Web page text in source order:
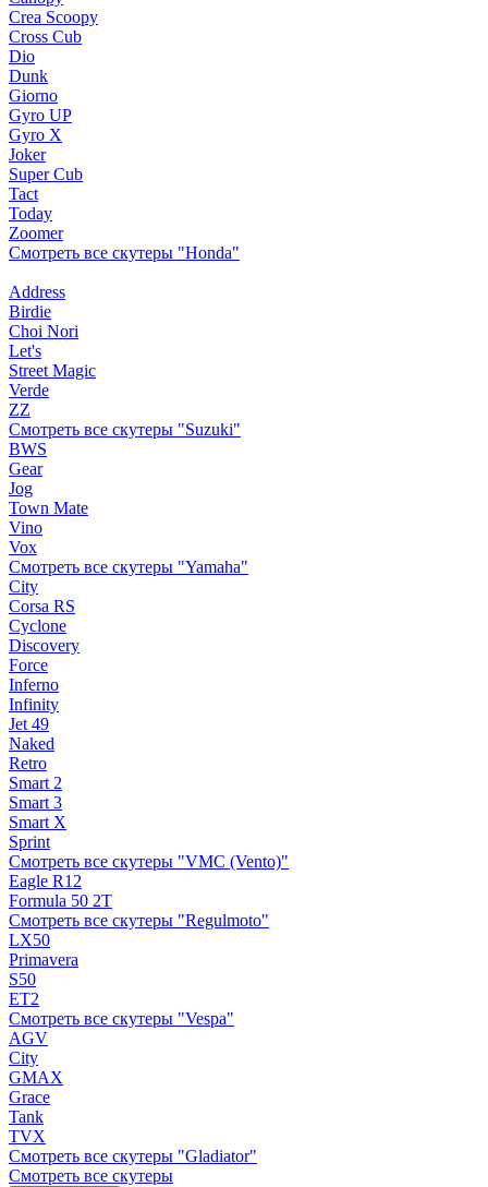
Crea Scoopy
Cross Cub
Dio
Dunk
Giorno
Gyro UP
Gyro X
Joker
Super Cub
Tact
Today
Zoomer
Смотреть все скутеры "Honda"
Address
Birdie
Choi Nori
Let's
Street Magic
Verde
ZZ
Смотреть все скутеры "Suzuki"
BWS
Gear
Jog
Town Mate
Vino
Vox
Смотреть все скутеры "Yamaha"
City
Corsa RS
Cyclone
Discovery
Force
Inferno
Infinity
Jet 49
Naked
Retro
Smart 2
Smart 3
Smart X
Sprint
Смотреть все скутеры "VMC (Vento)"
Eagle R12
Formula 50 2Т
Смотреть все скутеры "Regulmoto"
LX50
Primavera
S50
ET2
Смотреть все скутеры "Vespa"
AGV
City
GMAX
Grace
Tank
TVX
Смотреть все скутеры "Gladiator"
Смотреть все скутеры